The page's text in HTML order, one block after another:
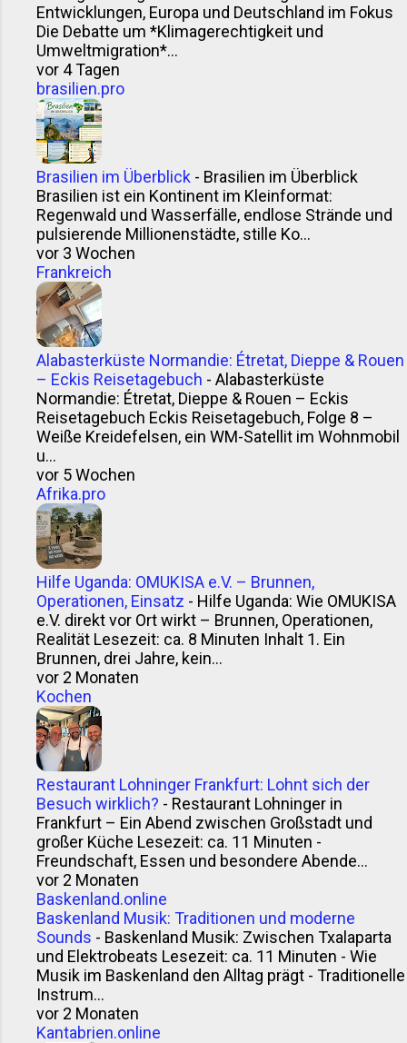
oder irischer Einwanderer im 19. Jahrhundert. Eine
Theorie: Ein Mann namens Jimmy McCurry (ja,
ernsthaft) soll bei der argentinischen
Unabhängigkeitsbewegung mitgemischt haben –
und seine Würzsauce gleich mitgebracht. Ob das
stimmt? Wer weiß. Klingt jedenfalls gut genug für
einen Grillabend. Andere sagen, der Name sei ein
argentinisches Kauderwelsch aus Englisch,
Baskisch und Spanisch – „che mi curry“ oder „give
me the curry“. Vielleicht. Sicher ...
Entwicklungen, Europa und Deutschland im Fokus
Die Debatte um *Klimagerechtigkeit und
Umweltmigration*...
vor 4 Tagen
brasilien.pro
Brasilien im Überblick - Brasilien im Überblick
Brasilien ist ein Kontinent im Kleinformat:
Regenwald und Wasserfälle, endlose Strände und
pulsierende Millionenstädte, stille Ko...
vor 3 Wochen
Frankreich
Alabasterküste Normandie: Étretat, Dieppe & Rouen
– Eckis Reisetagebuch - Alabasterküste
Normandie: Étretat, Dieppe & Rouen – Eckis
Reisetagebuch Eckis Reisetagebuch, Folge 8 –
Weiße Kreidefelsen, ein WM-Satellit im Wohnmobil
u...
vor 5 Wochen
Afrika.pro
Hilfe Uganda: OMUKISA e.V. – Brunnen,
Operationen, Einsatz - Hilfe Uganda: Wie OMUKISA
e.V. direkt vor Ort wirkt – Brunnen, Operationen,
Realität Lesezeit: ca. 8 Minuten Inhalt 1. Ein
Brunnen, drei Jahre, kein...
vor 2 Monaten
Kochen
Restaurant Lohninger Frankfurt: Lohnt sich der
Besuch wirklich? - Restaurant Lohninger in
Frankfurt – Ein Abend zwischen Großstadt und
großer Küche Lesezeit: ca. 11 Minuten -
Freundschaft, Essen und besondere Abende...
vor 2 Monaten
Baskenland.online
Baskenland Musik: Traditionen und moderne
Sounds - Baskenland Musik: Zwischen Txalaparta
und Elektrobeats Lesezeit: ca. 11 Minuten - Wie
Musik im Baskenland den Alltag prägt - Traditionelle
Instrum...
vor 2 Monaten
Kantabrien.online